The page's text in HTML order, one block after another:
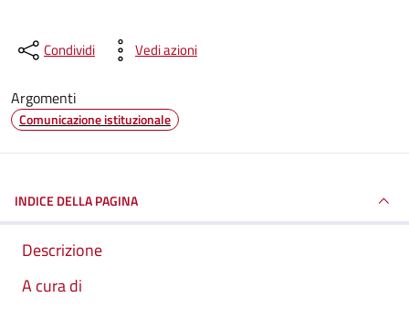
Condividi Vedi azioni
Argomenti
Comunicazione istituzionale
INDICE DELLA PAGINA
Descrizione
A cura di